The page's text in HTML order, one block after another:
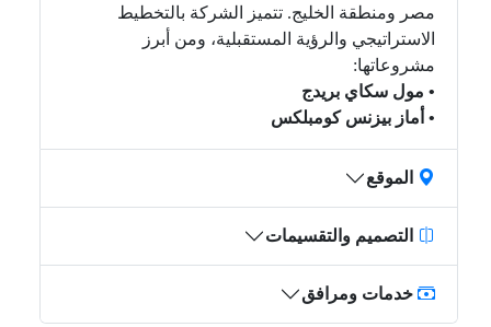
مصر ومنطقة الخليج. تتميز الشركة بالتخطيط
الاستراتيجي والرؤية المستقبلية، ومن أبرز
مشروعاتها:
• مول سكاي بريدج
• أماز بيزنس كومبلكس
الموقع
التصميم والتقسيمات
خدمات ومرافق